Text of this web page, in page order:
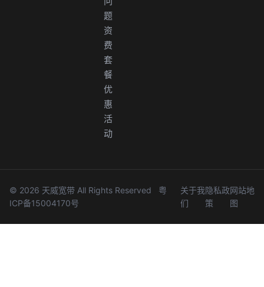
题
资
费
套
餐
优
惠
活
动
© 2026 天威宽带 All Rights Reserved 粤
ICP备15004170号
关于我
们
隐私政
策
网站地
图